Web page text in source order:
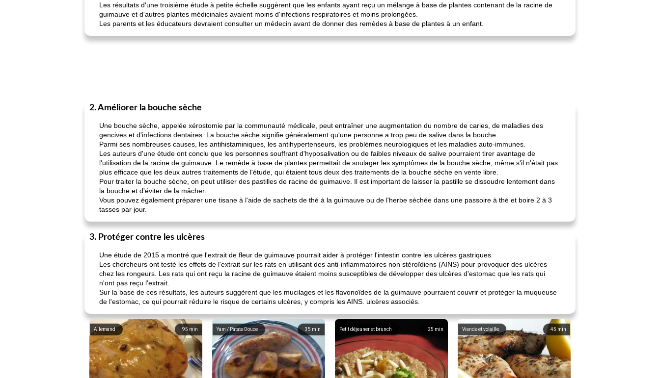
Les résultats d'une troisième étude à petite échelle suggèrent que les enfants ayant reçu un mélange à base de plantes contenant de la racine de
guimauve et d'autres plantes médicinales avaient moins d'infections respiratoires et moins prolongées.
Les parents et les éducateurs devraient consulter un médecin avant de donner des remèdes à base de plantes à un enfant.
2. Améliorer la bouche sèche
Une bouche sèche, appelée xérostomie par la communauté médicale, peut entraîner une augmentation du nombre de caries, de maladies des
gencives et d'infections dentaires. La bouche sèche signifie généralement qu'une personne a trop peu de salive dans la bouche.
Parmi ses nombreuses causes, les antihistaminiques, les antihypertenseurs, les problèmes neurologiques et les maladies auto-immunes.
Les auteurs d'une étude ont conclu que les personnes souffrant d'hyposalivation ou de faibles niveaux de salive pourraient tirer avantage de
l'utilisation de la racine de guimauve. Le remède à base de plantes permettait de soulager les symptômes de la bouche sèche, même s'il n'était pas
plus efficace que les deux autres traitements de l'étude, qui étaient tous deux des traitements de la bouche sèche en vente libre.
Pour traiter la bouche sèche, on peut utiliser des pastilles de racine de guimauve. Il est important de laisser la pastille se dissoudre lentement dans
la bouche et d'éviter de la mâcher.
Vous pouvez également préparer une tisane à l'aide de sachets de thé à la guimauve ou de l'herbe séchée dans une passoire à thé et boire 2 à 3
tasses par jour.
3. Protéger contre les ulcères
Une étude de 2015 a montré que l'extrait de fleur de guimauve pourrait aider à protéger l'intestin contre les ulcères gastriques.
Les chercheurs ont testé les effets de l'extrait sur les rats en utilisant des anti-inflammatoires non stéroïdiens (AINS) pour provoquer des ulcères
chez les rongeurs. Les rats qui ont reçu la racine de guimauve étaient moins susceptibles de développer des ulcères d'estomac que les rats qui
n'ont pas reçu l'extrait.
Sur la base de ces résultats, les auteurs suggèrent que les mucilages et les flavonoïdes de la guimauve pourraient couvrir et protéger la muqueuse
de l'estomac, ce qui pourrait réduire le risque de certains ulcères, y compris les AINS. ulcères associés.
95min
Allemand 35 min
Yam / Patate Douce 25 min
Petit déjeuner et brunch 45 min
Viande et volaille